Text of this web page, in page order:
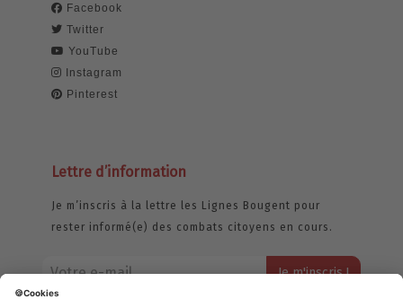
Facebook
Twitter
YouTube
Instagram
Pinterest
Lettre d’information
Je m’inscris à la lettre les Lignes Bougent pour
rester informé(e) des combats citoyens en cours.